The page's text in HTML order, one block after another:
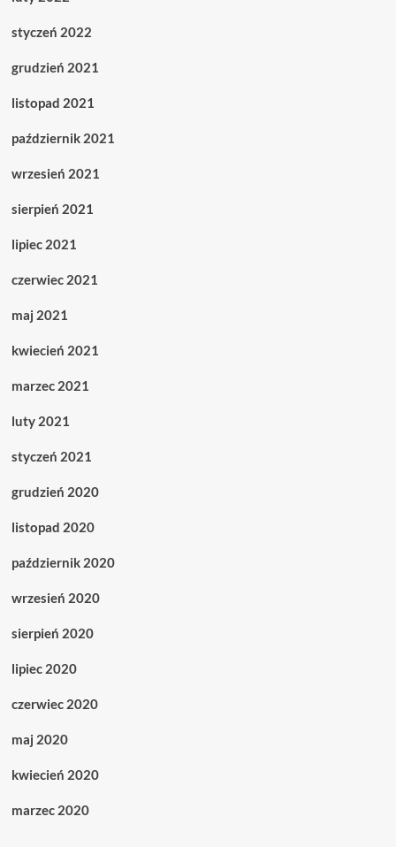
styczeń 2022
grudzień 2021
listopad 2021
październik 2021
wrzesień 2021
sierpień 2021
lipiec 2021
czerwiec 2021
maj 2021
kwiecień 2021
marzec 2021
luty 2021
styczeń 2021
grudzień 2020
listopad 2020
październik 2020
wrzesień 2020
sierpień 2020
lipiec 2020
czerwiec 2020
maj 2020
kwiecień 2020
marzec 2020